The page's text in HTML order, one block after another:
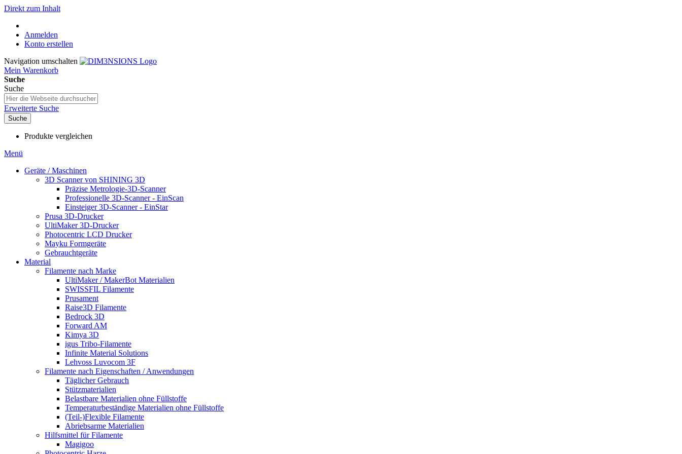
Direkt zum Inhalt
Anmelden
Konto erstellen
Navigation umschalten
Mein Warenkorb
Suche
Suche
Erweiterte Suche
Suche
Produkte vergleichen
Menü
Geräte / Maschinen
3D Scanner von SHINING 3D
Präzise Metrologie-3D-Scanner
Professionelle 3D-Scanner - EinScan
Einsteiger 3D-Scanner - EinStar
Prusa 3D-Drucker
UltiMaker 3D-Drucker
Photocentric LCD Drucker
Mayku Formgeräte
Gebrauchtgeräte
Material
Filamente nach Marke
UltiMaker / MakerBot Materialien
SWISSFIL Filamente
Prusament
Raise3D Filamente
Bedrock 3D
Forward AM
Kimya 3D
igus Tribo-Filamente
Infinite Material Solutions
Lehvoss Luvocom 3F
Filamente nach Eigenschaften / Anwendungen
Täglicher Gebrauch
Stützmaterialien
Belastbare Materialien ohne Füllstoffe
Temperaturbeständige Materialien ohne Füllstoffe
(Teil-)Flexible Filamente
Abriebsarme Materialien
Hilfsmittel für Filamente
Magigoo